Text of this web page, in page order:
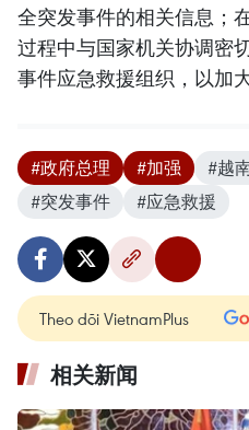
全突发事件的相关信息；
过程中与国家机关协调密
事件应急救援组织，以加
#政府总理 #加强 #越
#突发事件
#应急救援
Theo dõi VietnamPlus
相关新闻